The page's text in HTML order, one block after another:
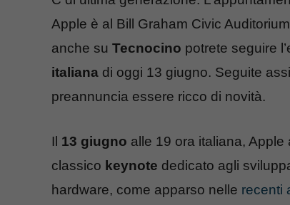
Apple è al Bill Graham Civic
anche su Tecnocino potrete seguire
italiana di oggi 13 giugno. Seguite
preannuncia essere ricco di novità.
Il 13 giugno alle 19 ora italiana, Apple
classico keynote dedicato agli
hardware, come apparso nelle recenti